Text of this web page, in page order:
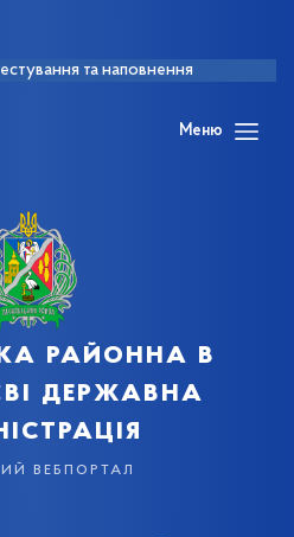
та наповнення
Меню
районна в
державна
вебпортал